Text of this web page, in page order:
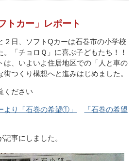
トカー」レポート
２日、ソフトQカーは石巻市の小学校
。「チョロＱ」に喜ぶ子どもたち！！
は、いよいよ住居地区での「人と車の
つくり構想へと進みはじめました。
ください
より「石巻の希望①」
「石巻の希望
事にしました。